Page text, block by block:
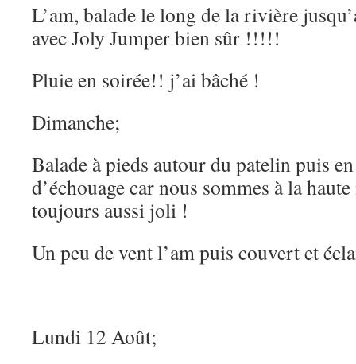
L’am, balade le long de la rivière
avec Joly Jumper bien sûr !!!!!
Pluie en soirée!! j’ai bâché !
Dimanche;
Balade à pieds autour du patelin puis
d’échouage car nous sommes à la
toujours aussi joli !
Un peu de vent l’am puis couvert et
Lundi 12 Août;